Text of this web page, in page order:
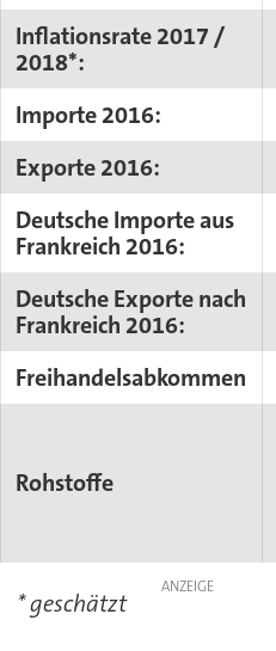
Inflationsrate 2017 /
2018*:
Importe 2016:
Exporte 2016:
Deutsche Importe aus
Frankreich 2016:
Deutsche Exporte nach
Frankreich 2016:
Freihandelsabkommen
Rohstoffe
ANZEIGE
* geschätzt